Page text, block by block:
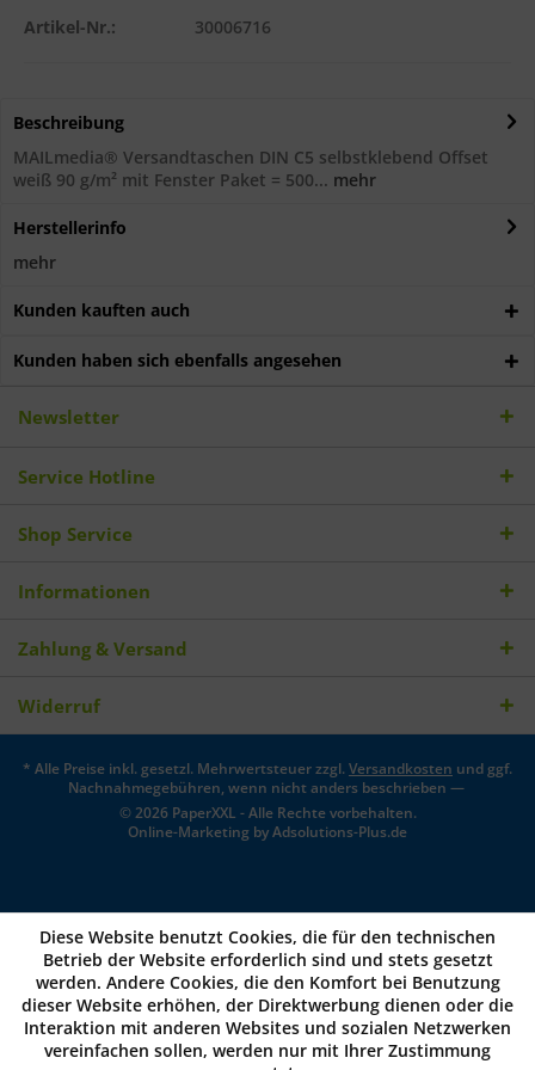
Artikel-Nr.: 30006716
Beschreibung
MAILmedia® Versandtaschen DIN C5 selbstklebend Offset
weiß 90 g/m² mit Fenster Paket = 500... mehr
Herstellerinfo
mehr
Kunden kauften auch
Kunden haben sich ebenfalls angesehen
Newsletter
Service Hotline
Shop Service
Informationen
Zahlung & Versand
Widerruf
* Alle Preise inkl. gesetzl. Mehrwertsteuer zzgl.Versandkosten und ggf.
Nachnahmegebühren, wenn nicht anders beschrieben —
© 2026 PaperXXL - Alle Rechte vorbehalten.
Online-Marketing byAdsolutions-Plus.de
Diese Website benutzt Cookies, die für den technischen
Betrieb der Website erforderlich sind und stets gesetzt
werden. Andere Cookies, die den Komfort bei Benutzung
dieser Website erhöhen, der Direktwerbung dienen oder die
Interaktion mit anderen Websites und sozialen Netzwerken
vereinfachen sollen, werden nur mit Ihrer Zustimmung